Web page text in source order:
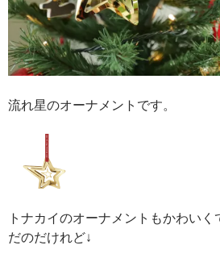
流れ星のオーナメントです。
トナカイのオーナメントもかわいく
だのだけれど↓